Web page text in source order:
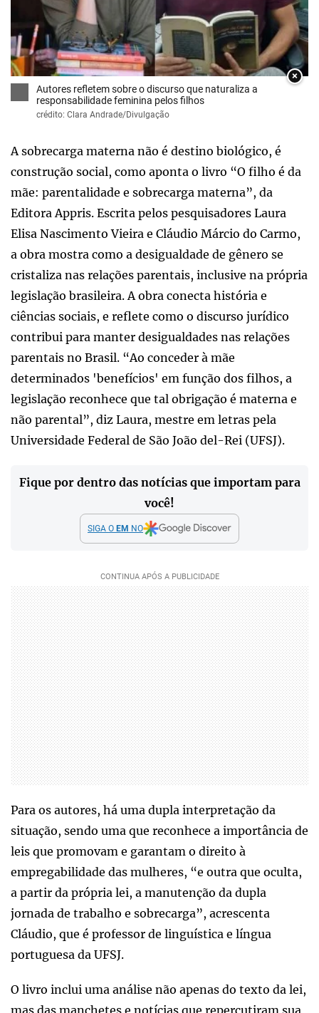
×
Autores refletem sobre o discurso que naturaliza a
responsabilidade feminina pelos filhos
crédito: Clara Andrade/Divulgação
A sobrecarga materna não é destino biológico, é
construção social, como aponta o livro “O filho é da
mãe: parentalidade e sobrecarga materna”, da
Editora Appris. Escrita pelos pesquisadores Laura
Elisa Nascimento Vieira e Cláudio Márcio do Carmo,
a obra mostra como a desigualdade de gênero se
cristaliza nas relações parentais, inclusive na própria
legislação brasileira. A obra conecta história e
ciências sociais, e reflete como o discurso jurídico
contribui para manter desigualdades nas relações
parentais no Brasil. “Ao conceder à mãe
determinados 'benefícios' em função dos filhos, a
legislação reconhece que tal obrigação é materna e
não parental”, diz Laura, mestre em letras pela
Universidade Federal de São João del-Rei (UFSJ).
Fique por dentro das notícias que importam para
você!
SIGA O EM NO
Para os autores, há uma dupla interpretação da
situação, sendo uma que reconhece a importância de
leis que promovam e garantam o direito à
empregabilidade das mulheres, “e outra que oculta,
a partir da própria lei, a manutenção da dupla
jornada de trabalho e sobrecarga”, acrescenta
Cláudio, que é professor de linguística e língua
portuguesa da UFSJ.
O livro inclui uma análise não apenas do texto da lei,
mas das manchetes e notícias que repercutiram sua